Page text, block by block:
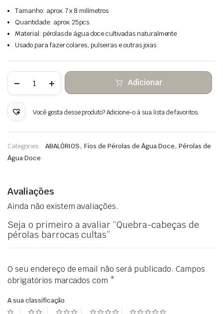
Tamanho: aprox. 7 x 8 milímetros
Quantidade: aprox. 25pcs.
Material: pérolas de água doce cultivadas naturalmente
Usado para fazer colares, pulseiras e outras joias
Quantidade
Quebra-
de
pérolas
cultas
Adicionar
Você gosta desse produto? Adicione-o à sua lista de favoritos.
Categories: ABALÓRIOS,Fios de Pérolas de Água Doce,Pérolas de
Água Doce
Avaliações
Ainda não existem avaliações.
Seja o primeiro a avaliar “Quebra-cabeças de
pérolas barrocas cultas”
O seu endereço de email não será publicado. Campos
obrigatórios marcados com *
A sua classificação